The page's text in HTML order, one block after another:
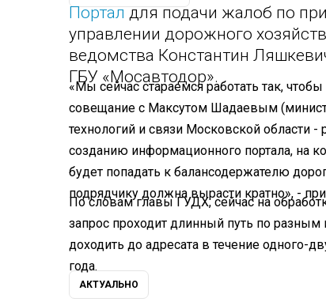
Порталдля подачи жалоб по
управлении дорожного
ведомства Константин
ГБУ «Мосавтодор».
«Мы сейчас стараемся работать так,
совещание с Максутом Шадаевым
технологий и связи Московской области
созданию информационного портала, на
будет попадать к балансодержателю
подрядчику должна вырасти кратно», -
По словам главы ГУДХ, сейчас на
запрос проходит длинный путь по
доходить до адресата в течение одного-
года.
АКТУАЛЬНО